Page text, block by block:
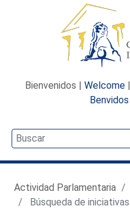
Bienvenidos | Welcome |
Benvidos
Actividad Parlamentaria
Búsqueda de iniciativas